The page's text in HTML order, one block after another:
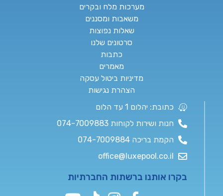
מערכות מלח ובקרים
משאבות ומסננים
שאלות נפוצות
סרטונים שלנו
כתבות
מאמרים
מדיניות ביטול עסקה
הצהרת נגישות
כתובת: יהלום 1 עד הלום
חנות ושירות לקוחות 074-7009883
הקמת בריכה 074-7009884
office@luxepool.co.il
בקרו אותנו ברשתות החברתיות